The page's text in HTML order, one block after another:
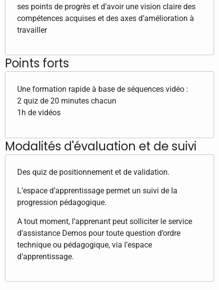
ses points de progrès et d’avoir une vision claire des
compétences acquises et des axes d’amélioration à
travailler
Points forts
Une formation rapide à base de séquences vidéo :
2 quiz de 20 minutes chacun
1h de vidéos
Modalités d'évaluation et de suivi
Des quiz de positionnement et de validation.
L’espace d’apprentissage permet un suivi de la
progression pédagogique.
A tout moment, l’apprenant peut solliciter le service
d’assistance Demos pour toute question d’ordre
technique ou pédagogique, via l’espace
d’apprentissage.